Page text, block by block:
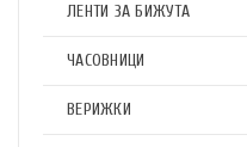
ЛЕНТИ ЗА БИЖУТА
ЧАСОВНИЦИ
ВЕРИЖКИ